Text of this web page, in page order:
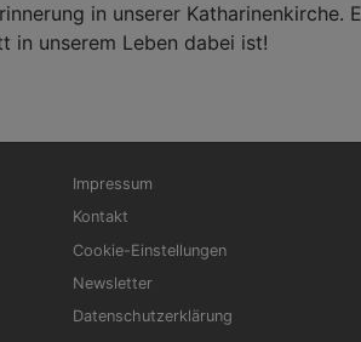
in unserer
in unserem Leben dabei ist!
Fußbereichsmenü
Impressum
Kontakt
Cookie-Einstellungen
Newsletter
Datenschutzerklärung